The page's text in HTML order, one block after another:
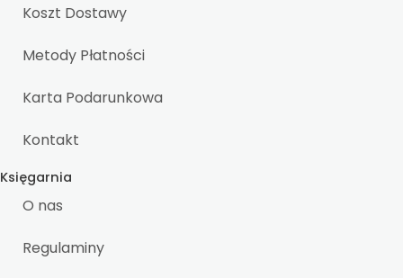
Koszt Dostawy
Metody Płatności
Karta Podarunkowa
Kontakt
Księgarnia
O nas
Regulaminy